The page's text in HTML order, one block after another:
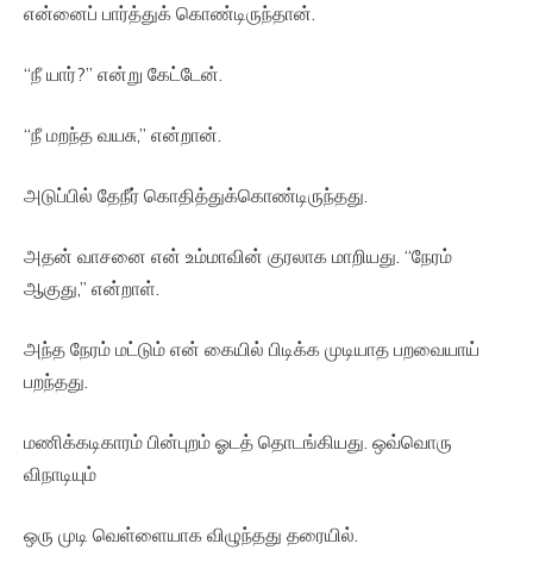
என்னைப் பார்த்துக் கொண்டிருந்தான்.
“நீ யார்?” என்று கேட்டேன்.
“நீ மறந்த வயசு,” என்றான்.
அடுப்பில் தேநீர் கொதித்துக்கொண்டிருந்தது.
அதன் வாசனை என் உம்மாவின் குரலாக மாறியது. “நேரம்
ஆகுது,” என்றாள்.
அந்த நேரம் மட்டும் என் கையில் பிடிக்க முடியாத பறவையாய்
பறந்தது.
மணிக்கடிகாரம் பின்புறம் ஓடத் தொடங்கியது. ஒவ்வொரு
விநாடியும்
ஒரு முடி வெள்ளையாக விழுந்தது தரையில்.